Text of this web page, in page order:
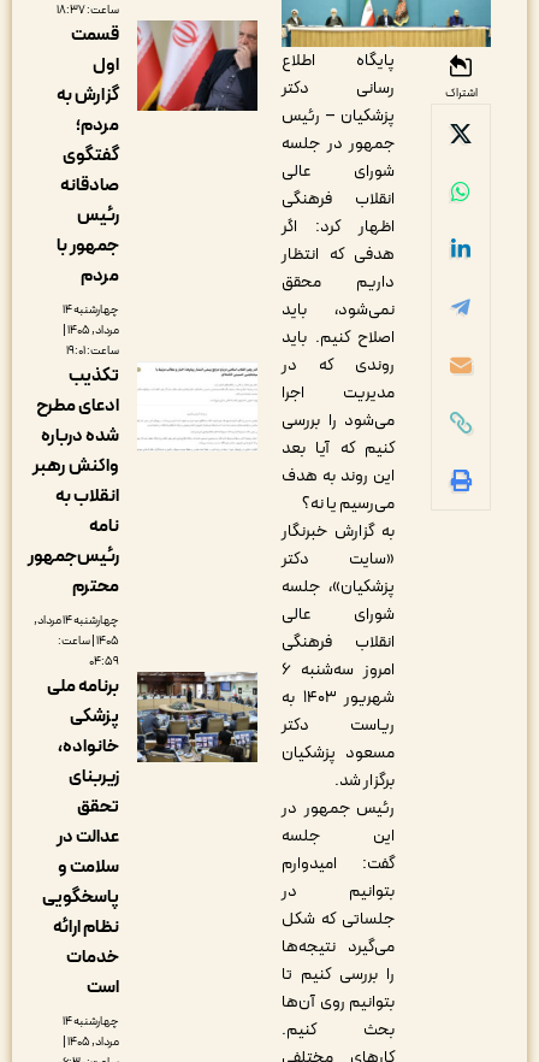
پایگاه اطلاع
رسانی دکتر
پزشکیان – رئیس
جمهور در جلسه
شورای عالی
انقلاب فرهنگی
اظهار کرد: اگر
هدفی که انتظار
داریم محقق
نمی‌شود، باید
اصلاح کنیم. باید
روندی که در
مدیریت اجرا
می‌شود را بررسی
کنیم که آیا بعد
این روند به هدف
می‌رسیم یا نه؟
به گزارش خبرنگار
«سایت دکتر
پزشکیان»، جلسه
شورای عالی
انقلاب فرهنگی
امروز سه‌شنبه ۶
شهریور ۱۴۰۳ به
ریاست دکتر
مسعود پزشکیان
برگزار شد.
رئیس جمهور در
این جلسه
گفت: امیدوارم
بتوانیم در
جلساتی که شکل
می‌گیرد نتیجه‌ها
را بررسی کنیم تا
بتوانیم روی آن‌ها
بحث کنیم.
قسمت
اول
گزارش به
گفتگوی
صادقانه
جمهور با
چهارشنبه ۱۴
مرداد, ۱۴۰۵ |
تکذیب
ادعای مطرح
شده درباره
واکنش رهبر
انقلاب به
رئیس‌جمهور
چهارشنبه ۱۴ مرداد,
۱۴۰۵ | ساعت:
برنامه ملی
پزشکی
خانواده،
عدالت در
سلامت و
پاسخگویی
نظام ارائه
چهارشنبه ۱۴
مرداد, ۱۴۰۵ |